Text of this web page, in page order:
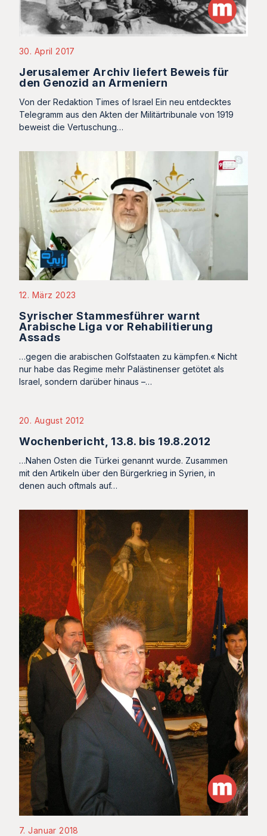
30. April 2017
Jerusalemer Archiv liefert Beweis für
den Genozid an Armeniern
Von der Redaktion Times of Israel Ein neu entdecktes
Telegramm aus den Akten der Militärtribunale von 1919
beweist die Vertuschung…
12. März 2023
Syrischer Stammesführer warnt
Arabische Liga vor Rehabilitierung
Assads
…gegen die arabischen Golfstaaten zu kämpfen.« Nicht
nur habe das Regime mehr Palästinenser getötet als
Israel, sondern darüber hinaus –…
20. August 2012
Wochenbericht, 13.8. bis 19.8.2012
…Nahen Osten die Türkei genannt wurde. Zusammen
mit den Artikeln über den Bürgerkrieg in Syrien, in
denen auch oftmals auf…
7. Januar 2018